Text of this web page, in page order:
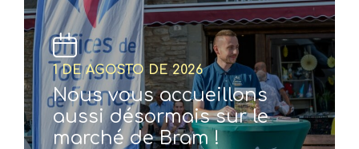
1 DE AGOSTO DE 2026
Nous vous accueillons
aussi désormais sur le
marché de Bram !